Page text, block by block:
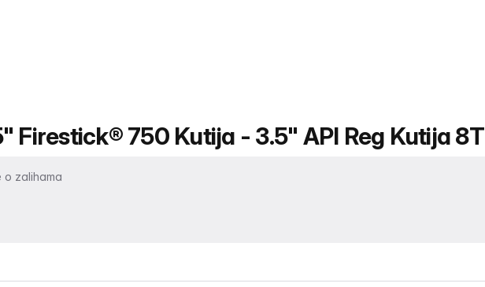
Firestick® 750 Kutija - 3.5" API Reg Kutija 8T
o zalihama